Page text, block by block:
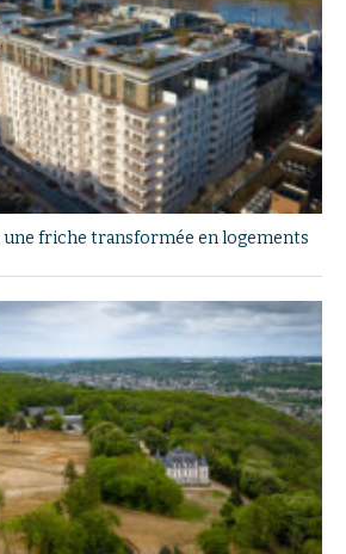
une friche transformée en logements